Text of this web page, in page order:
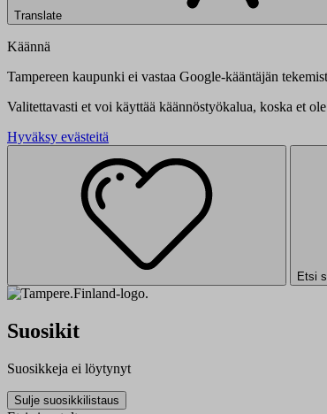
Translate
Käännä
Tampereen kaupunki ei vastaa Google-kääntäjän
Valitettavasti et voi käyttää käännöstyökalua, koska et
Hyväksy evästeitä
Etsi
Suosikit
Suosikkeja ei löytynyt
Sulje suosikkilistaus